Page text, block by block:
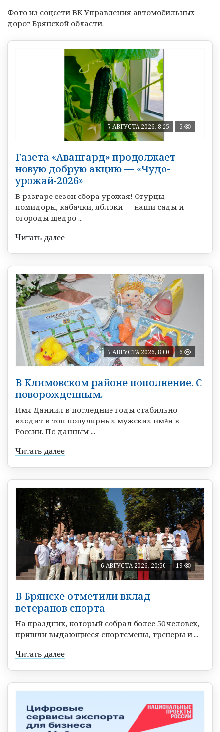
Фото из соцсети ВК Управления автомобильных
дорог Брянской области.
7 АВГУСТА 2026, 8:25 5
Газета «Авангард» продолжает
новую добрую акцию — «Чудо-
урожай‑2026»
В разгаре сезон сбора урожая! Огурцы,
помидоры, кабачки, яблоки — наши сады и
огороды щедро ...
Читать далее
7 АВГУСТА 2026, 8:00 6
В Климовском районе пополнение. С
новорожденным.
Имя Даниил в последние годы стабильно
входит в топ популярных мужских имён в
России. По данным ...
Читать далее
6 АВГУСТА 2026, 20:50 19
В Брянске отметили вклад
ветеранов спорта
На праздник, который собрал более 50 человек,
пришли выдающиеся спортсмены, тренеры и ...
Читать далее